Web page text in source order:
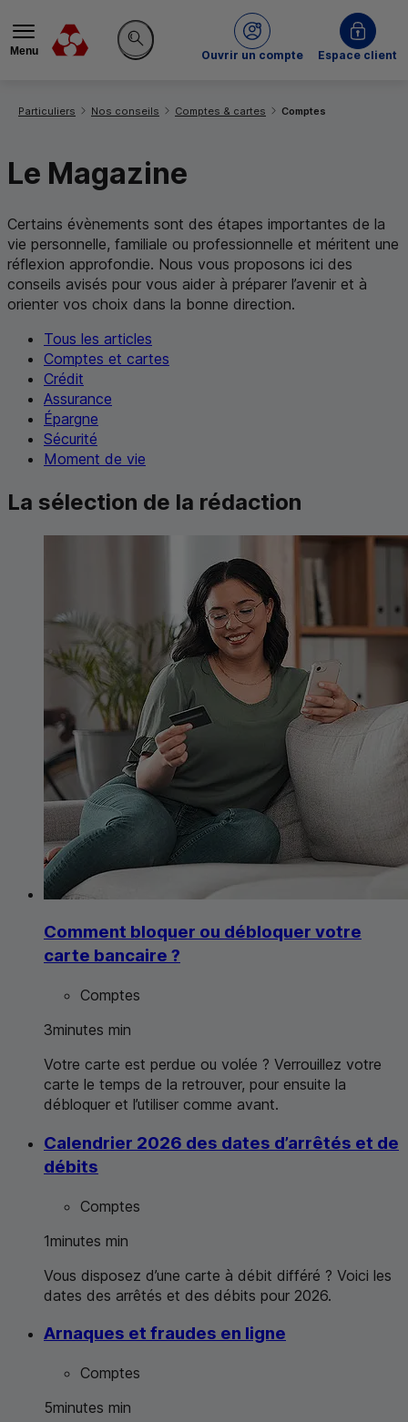
Menu
Rechercher sur le site
Ouvrir un compte
du Crédit MutuelEspace client
Particuliers Nos conseils Comptes & cartes Comptes
Le Magazine
Certains évènements sont des étapes importantes de la
vie personnelle, familiale ou professionnelle et méritent une
réflexion approfondie. Nous vous proposons ici des
conseils avisés pour vous aider à préparer l’avenir et à
orienter vos choix dans la bonne direction.
Tous les articles
Comptes et cartes
Crédit
Assurance
Épargne
Sécurité
Moment de vie
La sélection de la rédaction
Comment bloquer ou débloquer votre
carte bancaire ?
Comptes
3minutes min
Votre carte est perdue ou volée ? Verrouillez votre
carte le temps de la retrouver, pour ensuite la
débloquer et l’utiliser comme avant.
Calendrier 2026 des dates d’arrêtés et de
débits
Comptes
1minutes min
Vous disposez d’une carte à débit différé ? Voici les
dates des arrêtés et des débits pour 2026.
Arnaques et fraudes en ligne
Comptes
5minutes min